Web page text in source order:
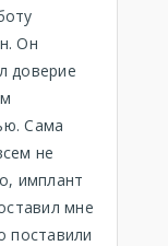
Он
доверие
Сама
не
имплант
мне
поставили